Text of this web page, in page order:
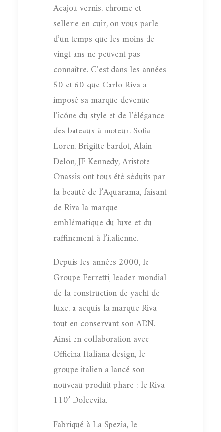
Acajou vernis, chrome et
sellerie en cuir, on vous parle
d’un temps que les moins de
vingt ans ne peuvent pas
connaître. C’est dans les années
50 et 60 que Carlo Riva a
imposé sa marque devenue
l’icône du style et de l’élégance
des bateaux à moteur. Sofia
Loren, Brigitte bardot, Alain
Delon, JF Kennedy, Aristote
Onassis ont tous été séduits par
la beauté de l’Aquarama, faisant
de Riva la marque
emblématique du luxe et du
raffinement à l’italienne.
Depuis les années 2000, le
Groupe Ferretti, leader mondial
de la construction de yacht de
luxe, a acquis la marque Riva
tout en conservant son ADN.
Ainsi en collaboration avec
Officina Italiana design, le
groupe italien a lancé son
nouveau produit phare : le Riva
110’ Dolcevita.
Fabriqué à La Spezia, le